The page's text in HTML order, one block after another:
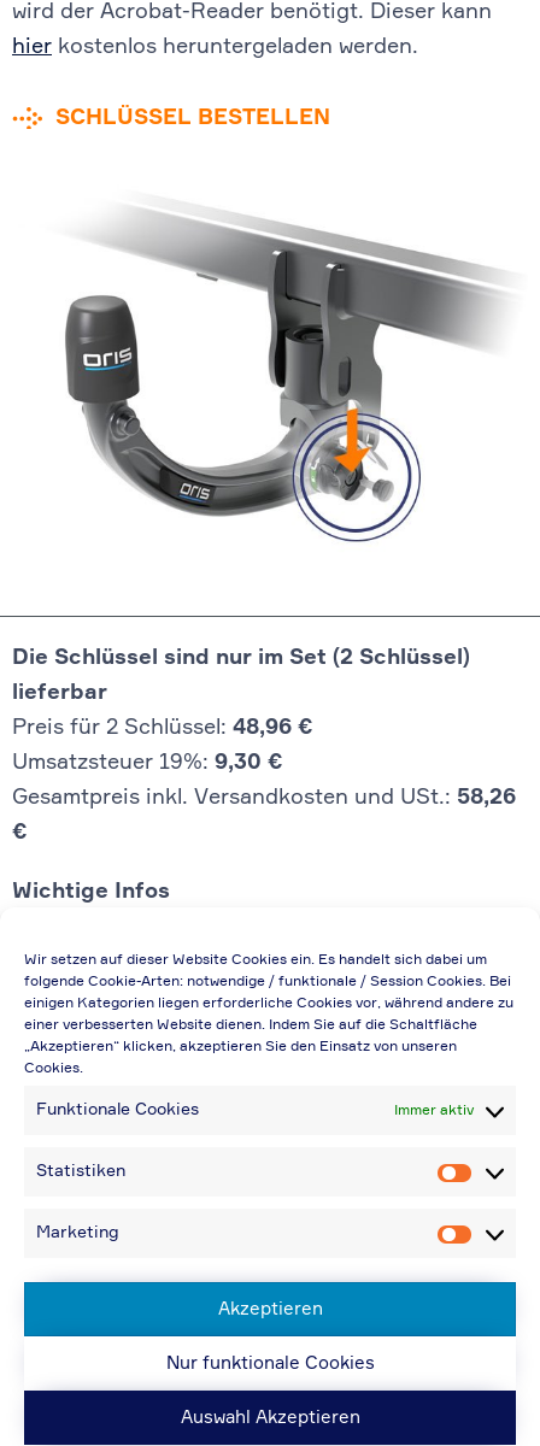
Wir setzen auf dieser Website Cookies ein. Es handelt sich dabei um
folgende Cookie-Arten: notwendige / funktionale / Session Cookies. Bei
einigen Kategorien liegen erforderliche Cookies vor, während andere zu
einer verbesserten Website dienen. Indem Sie auf die Schaltfläche
„Akzeptieren“ klicken, akzeptieren Sie den Einsatz von unseren
Cookies.
Funktionale Cookies Immer aktiv
Statistiken
Marketing
Akzeptieren
Nur funktionale Cookies
Auswahl Akzeptieren
wird der Acrobat-Reader benötigt. Dieser kann
hier kostenlos heruntergeladen werden.
SCHLÜSSEL BESTELLEN
Die Schlüssel sind nur im Set (2 Schlüssel)
lieferbar
Preis für 2 Schlüssel: 48,96 €
Umsatzsteuer 19%: 9,30 €
Gesamtpreis inkl. Versandkosten und USt.: 58,26
€
Wichtige Infos
Die Preisangabe gilt auch für
Handelsbetriebe (Netto-Preis, ohne
Rabattabzug)
Falls durch Falschangaben im Bestellformular
Bei Rückfragen können Sie uns über die E-
Bei Angabe von USt-IdNr und Bestellungen
| Website: ORIS